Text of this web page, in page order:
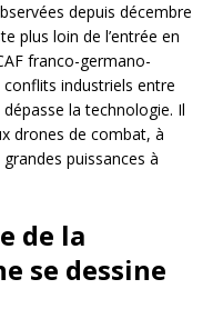
depuis décembre
plus loin de l’entrée en
franco-germano-
industriels entre
la technologie. Il
drones de combat, à
puissances à
de la
se dessine